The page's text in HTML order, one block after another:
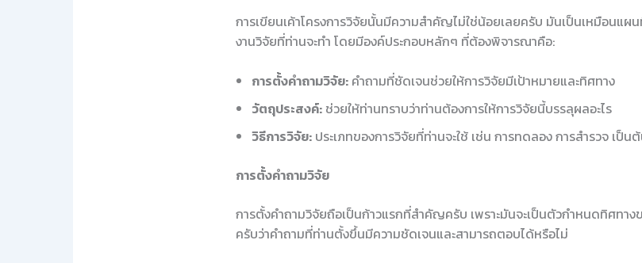
การเขียนเค้าโครงการวิจัยนั้นมีความสำคัญไม่ใช่น้อยเลยครับ มันเป็นเหมือนแผ
งานวิจัยที่ท่านจะทำ โดยมีองค์ประกอบหลักๆ ที่ต้องพิจารณาคือ:
การตั้งคำถามวิจัย: คำถามที่ชัดเจนช่วยให้การวิจัยมีเป้าหมายและทิศทาง
วัตถุประสงค์: ช่วยให้ท่านทราบว่าท่านต้องการให้การวิจัยนี้บรรลุผลอะไร
วิธีการวิจัย: ประเภทของการวิจัยที่ท่านจะใช้ เช่น การทดลอง การสำรวจ เป็น
การตั้งคำถามวิจัย
การตั้งคำถามวิจัยถือเป็นก้าวแรกที่สำคัญครับ เพราะมันจะเป็นตัวกำหนดทิศทา
ครับว่าคำถามที่ท่านตั้งขึ้นมีความชัดเจนและสามารถตอบได้หรือไม่